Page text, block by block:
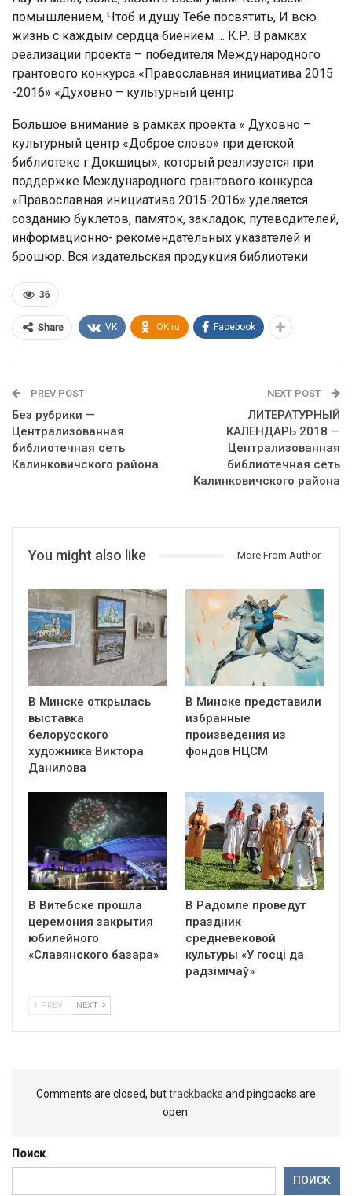
помышлением, Чтоб и душу Тебе посвятить, И всю
жизнь с каждым сердца биением … К.Р. В рамках
реализации проекта – победителя Международного
грантового конкурса «Православная инициатива 2015
-2016» «Духовно – культурный центр
Большое внимание в рамках проекта « Духовно –
культурный центр «Доброе слово» при детской
библиотеке г.Докшицы», который реализуется при
поддержке Международного грантового конкурса
«Православная инициатива 2015-2016» уделяется
созданию буклетов, памяток, закладок, путеводителей,
информационно- рекомендательных указателей и
брошюр. Вся издательская продукция библиотеки
36
Share VK OK.ru Facebook
PREV POST
Без рубрики —
Централизованная
библиотечная сеть
Калинковичского района
NEXT POST
ЛИТЕРАТУРНЫЙ
КАЛЕНДАРЬ 2018 —
Централизованная
библиотечная сеть
Калинковичского района
You might also like More From Author
В Минске открылась
выставка
белорусского
художника Виктора
Данилова
В Минске представили
избранные
произведения из
фондов НЦСМ
В Витебске прошла
церемония закрытия
юбилейного
«Славянского базара»
В Радомле проведут
праздник
средневековой
культуры «У госці да
радзімічаў»
PREV NEXT
Comments are closed, buttrackbacks and pingbacks are
open.
Поиск
ПОИСК